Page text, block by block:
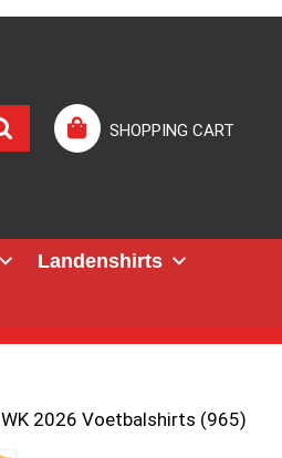
SHOPPING CART
Landenshirts
WK 2026 Voetbalshirts 965